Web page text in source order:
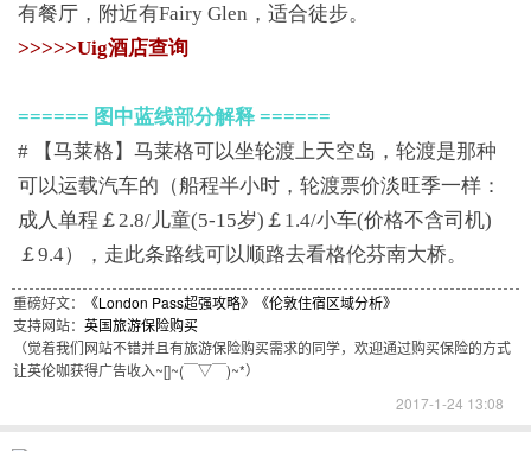
有餐厅，附近有Fairy Glen，适合徒步。
>>>>>Uig酒店查询
====== 图中蓝线部分解释 ======
# 【马莱格】马莱格可以坐轮渡上天空岛，轮渡是那种
可以运载汽车的（船程半小时，轮渡票价淡旺季一样：
成人单程￡2.8/儿童(5-15岁)￡1.4/小车(价格不含司机)
￡9.4），走此条路线可以顺路去看格伦芬南大桥。
重磅好文： 《London Pass超强攻略》
《伦敦住宿区域分析》
支持网站： 英国旅游保险购买
（觉着我们网站不错并且有旅游保险购买需求的同学，欢迎通过购买保险的方式
让英伦咖获得广告收入~[]~(￣▽￣)~*）
2017-1-24 13:08